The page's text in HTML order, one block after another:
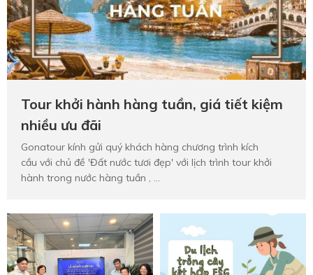
0783 336 116
Hotine CSKH
0916 404 578
Hotline tư vấn dịch vụ
0784 849 849
Tour khởi hành hàng tuần, giá tiết kiệm
nhiều ưu đãi
Gonatour kính gửi quý khách hàng chương trình kích
cầu với chủ đề 'Đất nước tươi đẹp' với lịch trình tour khởi
hành trong nước hàng tuần , ...